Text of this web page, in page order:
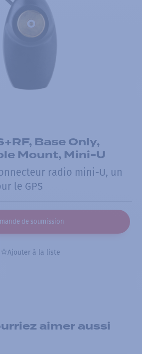
Base Only,
Mount, Mini-U
radio mini-U, un
le GPS
de soumission
Ajouter à la liste
aimer aussi